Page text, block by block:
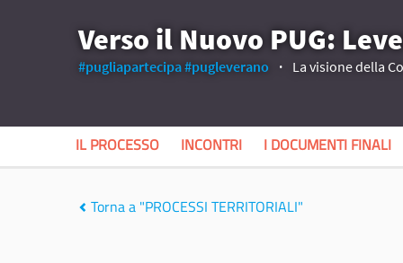
Verso il Nuovo PUG:
#pugliapartecipa#pugleverano La visione della
IL PROCESSO INCONTRI I DOCUMENTI FINALI
Torna a "PROCESSI TERRITORIALI"